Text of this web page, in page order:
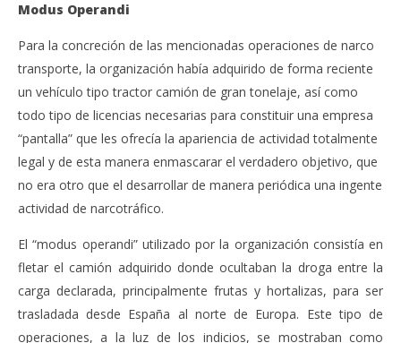
Modus Operandi
Para la concreción de las mencionadas operaciones de narco
transporte, la organización había adquirido de forma reciente
un vehículo tipo tractor camión de gran tonelaje, así como
todo tipo de licencias necesarias para constituir una empresa
“pantalla” que les ofrecía la apariencia de actividad totalmente
legal y de esta manera enmascarar el verdadero objetivo, que
no era otro que el desarrollar de manera periódica una ingente
actividad de narcotráfico.
El “modus operandi” utilizado por la organización consistía en
fletar el camión adquirido donde ocultaban la droga entre la
carga declarada, principalmente frutas y hortalizas, para ser
trasladada desde España al norte de Europa. Este tipo de
operaciones, a la luz de los indicios, se mostraban como